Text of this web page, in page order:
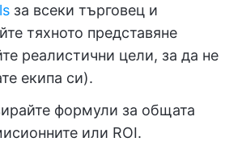
за всеки търговец и
тяхното представяне
реалистични цели, за да не
екипа си).
формули за общата
или ROI.